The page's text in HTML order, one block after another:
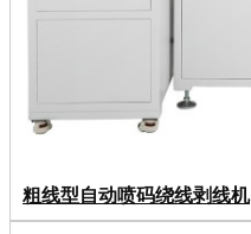
粗线型自动喷码绕线剥线机